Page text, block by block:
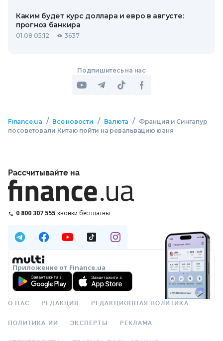
Каким будет курс доллара и евро в августе:
прогноз банкира
01.08 05:12 3637
Подпишитесь на нас
Finance.ua / Все новости / Валюта /
Франция и Сингапур
посоветовали Китаю пойти на ревальвацию юаня
Рассчитывайте на
0 800 307 555 звонки бесплатны
Приложение от Finance.ua
О НАС РЕДАКЦИЯ РЕДАКЦИОННАЯ ПОЛИТИКА
ПОЛИТИКА ИИ ЭКСПЕРТЫ РЕКЛАМА